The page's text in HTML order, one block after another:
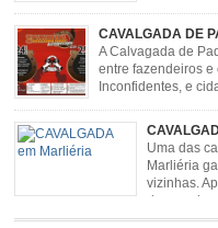
CAVALGADA DE
A Calvagada de
entre fazendeiros
Inconfidentes, e
resgata cultura e saúde além de
Distrito de Padre Viegas, Antigo
Uma das
Marliéria
vizinhas.
de
Cavalgada de Marliéria voltou, e